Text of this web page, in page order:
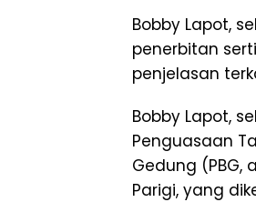
Bobby Lapot,
penerbitan
penjelasan
Bobby Lapot,
Penguasaan
Gedung
Parigi, yang